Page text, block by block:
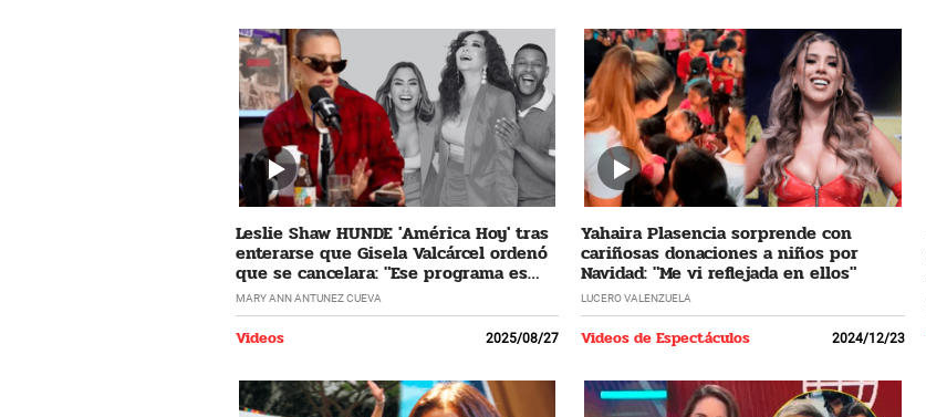
Leslie Shaw HUNDE 'América Hoy' tras
enterarse que Gisela Valcárcel ordenó
que se cancelara: "Ese programa es
horrible"
MARY ANN ANTUNEZ CUEVA
Videos 2025/08/27
Yahaira Plasencia sorprende con
cariñosas donaciones a niños por
Navidad: "Me vi reflejada en ellos"
LUCERO VALENZUELA
Videos de Espectáculos 2024/12/23